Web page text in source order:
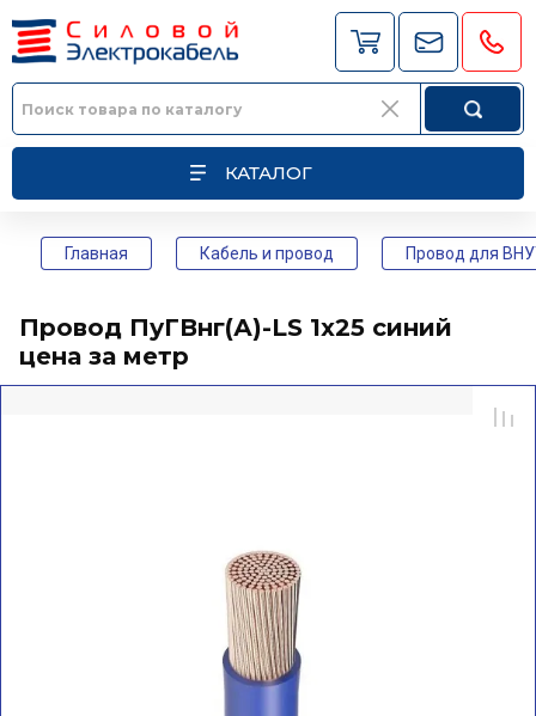
КАТАЛОГ
Главная Кабель и провод Провод для
Провод ПуГВнг(А)-LS 1х25 синий
цена за метр